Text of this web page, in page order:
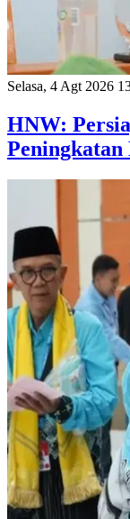
Selasa, 4 Agt 2026
HNW: